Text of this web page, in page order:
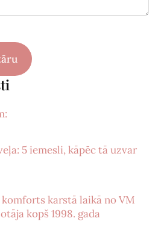
5 iemesli, kāpēc tā uzvar
karstā laikā no VM
kopš 1998. gada